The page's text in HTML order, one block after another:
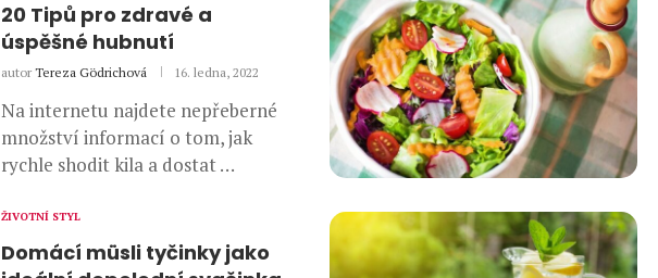
20 Tipů pro zdravé a
úspěšné hubnutí
autor Tereza Gödrichová 16. ledna, 2022
Na internetu najdete nepřeberné
množství informací o tom, jak
rychle shodit kila a dostat …
ŽIVOTNÍ STYL
Domácí müsli tyčinky jako